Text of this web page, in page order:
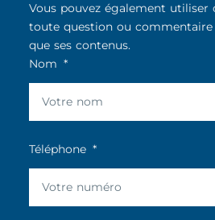
Vous pouvez également utiliser
toute question ou
que ses contenus.
Nom
Téléphone